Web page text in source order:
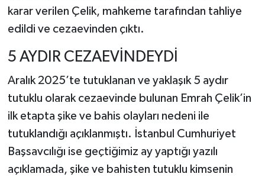
karar verilen Çelik, mahkeme tarafından tahliye
edildi ve cezaevinden çıktı.
5 AYDIR CEZAEVİNDEYDİ
Aralık 2025’te tutuklanan ve yaklaşık 5 aydır
tutuklu olarak cezaevinde bulunan Emrah Çelik’in
ilk etapta şike ve bahis olayları nedeni ile
tutuklandığı açıklanmıştı. İstanbul Cumhuriyet
Başsavcılığı ise geçtiğimiz ay yaptığı yazılı
açıklamada, şike ve bahisten tutuklu kimsenin